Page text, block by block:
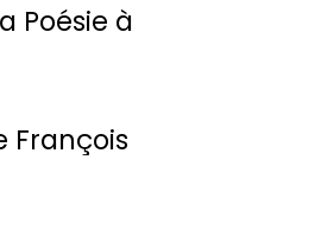
Poésie à
François